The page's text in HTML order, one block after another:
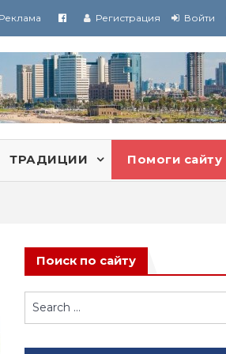
Реклама Регистрация Войти
ТРАДИЦИИ Помоги сайту
Поиск по сайту
Search
for: